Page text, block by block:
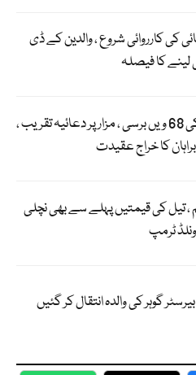
کی کارروائی شروع ، والدین کے ڈی
کا فیصلہ
میجر طفیل شہید کی 68 ویں برسی ، مزار پر دعائیہ تقریب ،
کا خراج عقیدت
، تیل کی قیمتیں پہلے سے بھی نچلی
ٹرمپ
گوہر کی والدہ انتقال کر گئیں